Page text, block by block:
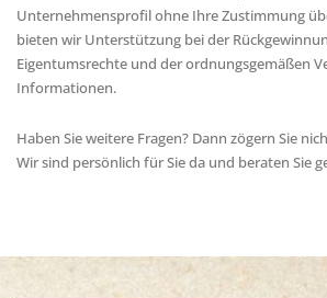
Unternehmensprofil ohne Ihre Zustimmung
bieten wir Unterstützung bei der
Eigentumsrechte und der ordnungsgemäßen
Informationen.
Haben Sie weitere Fragen? Dann zögern Sie
Wir sind persönlich für Sie da und beraten Sie